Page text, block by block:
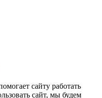
сайту работать
сайт, мы будем